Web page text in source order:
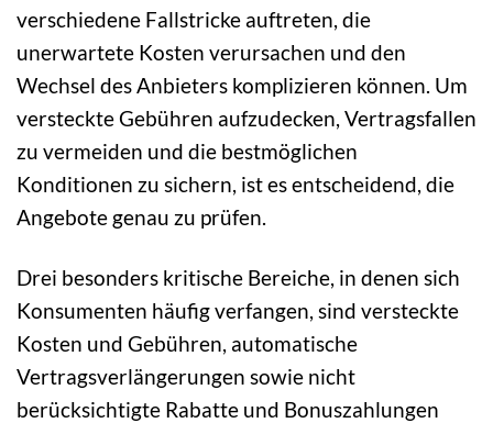
verschiedene Fallstricke auftreten, die
unerwartete Kosten verursachen und den
Wechsel des Anbieters komplizieren können. Um
versteckte Gebühren aufzudecken, Vertragsfallen
zu vermeiden und die bestmöglichen
Konditionen zu sichern, ist es entscheidend, die
Angebote genau zu prüfen.
Drei besonders kritische Bereiche, in denen sich
Konsumenten häufig verfangen, sind versteckte
Kosten und Gebühren, automatische
Vertragsverlängerungen sowie nicht
berücksichtigte Rabatte und Bonuszahlungen